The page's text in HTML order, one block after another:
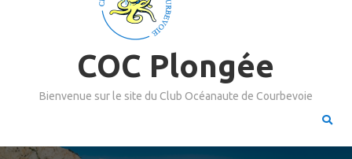
COC Plongée
Bienvenue sur le site du Club Océanaute de Courbevoie